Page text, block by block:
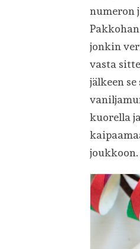
numeron
jonkin
vasta
jälkeen
kuorella
joukkoon.